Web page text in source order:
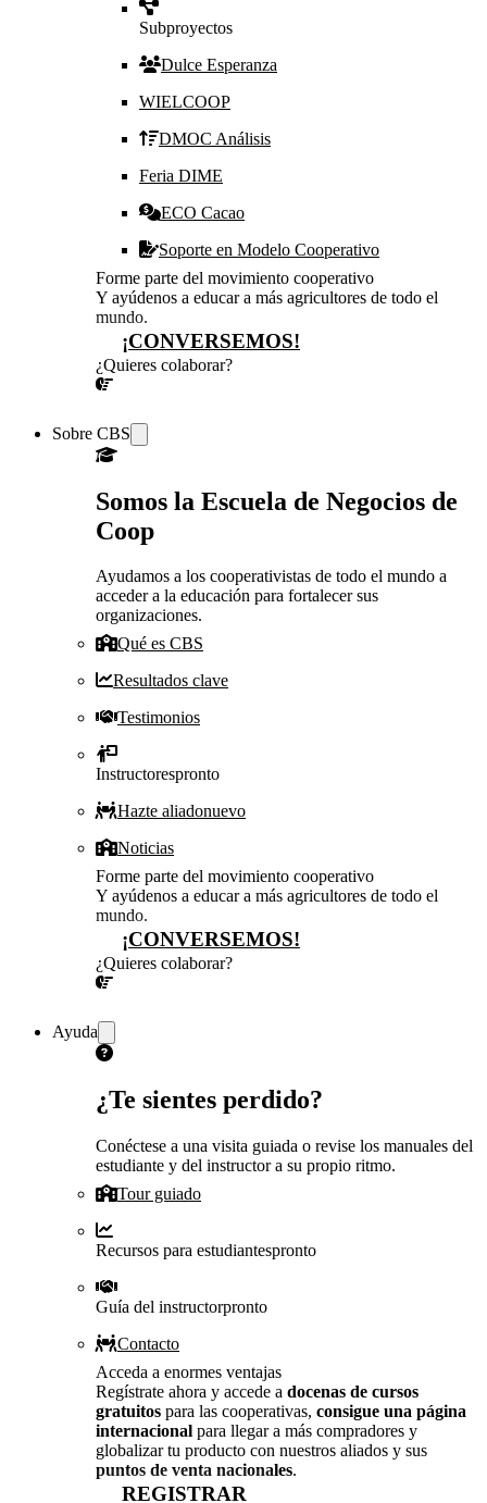
Subproyectos
Dulce Esperanza
WIELCOOP
DMOC Análisis
Feria DIME
ECO Cacao
Soporte en Modelo Cooperativo
Forme parte del movimiento cooperativo
Y ayúdenos a educar a más agricultores de todo el
mundo.
¡CONVERSEMOS!
¿Quieres colaborar?
Sobre CBS
Somos la Escuela de Negocios de
Coop
Ayudamos a los cooperativistas de todo el mundo a
acceder a la educación para fortalecer sus
organizaciones.
Qué es CBS
Resultados clave
Testimonios
Instructorespronto
Hazte aliadonuevo
Noticias
Forme parte del movimiento cooperativo
Y ayúdenos a educar a más agricultores de todo el
mundo.
¡CONVERSEMOS!
¿Quieres colaborar?
Ayuda
¿Te sientes perdido?
Conéctese a una visita guiada o revise los manuales del
estudiante y del instructor a su propio ritmo.
Tour guiado
Recursos para estudiantespronto
Guía del instructorpronto
Contacto
Acceda a enormes ventajas
Regístrate ahora y accede a docenas de cursos
gratuitos para las cooperativas, consigue una página
internacional para llegar a más compradores y
globalizar tu producto con nuestros aliados y sus
puntos de venta nacionales.
REGISTRAR